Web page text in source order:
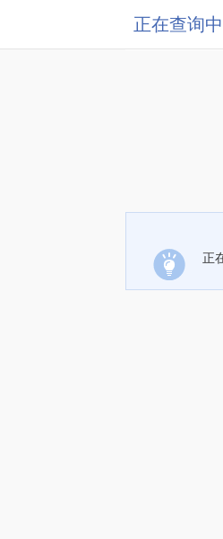
正在查询中
正